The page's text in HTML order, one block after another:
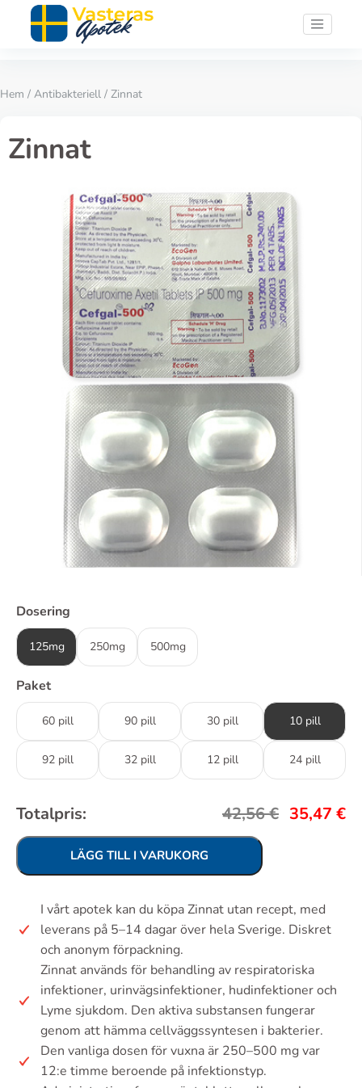
Hem / Antibakteriell / Zinnat
Zinnat
Dosering
125mg 250mg 500mg
Paket
60 pill 90 pill 30 pill 10 pill
92 pill 32 pill 12 pill 24 pill
Totalpris: 42,56€ 35,47 €
LÄGG TILL I VARUKORG
I vårt apotek kan du köpa Zinnat utan recept, med
leverans på 5–14 dagar över hela Sverige. Diskret
och anonym förpackning.
Zinnat används för behandling av respiratoriska
infektioner, urinvägsinfektioner, hudinfektioner och
Lyme sjukdom. Den aktiva substansen fungerar
genom att hämma cellväggssyntesen i bakterier.
Den vanliga dosen för vuxna är 250–500 mg var
12:e timme beroende på infektionstyp.